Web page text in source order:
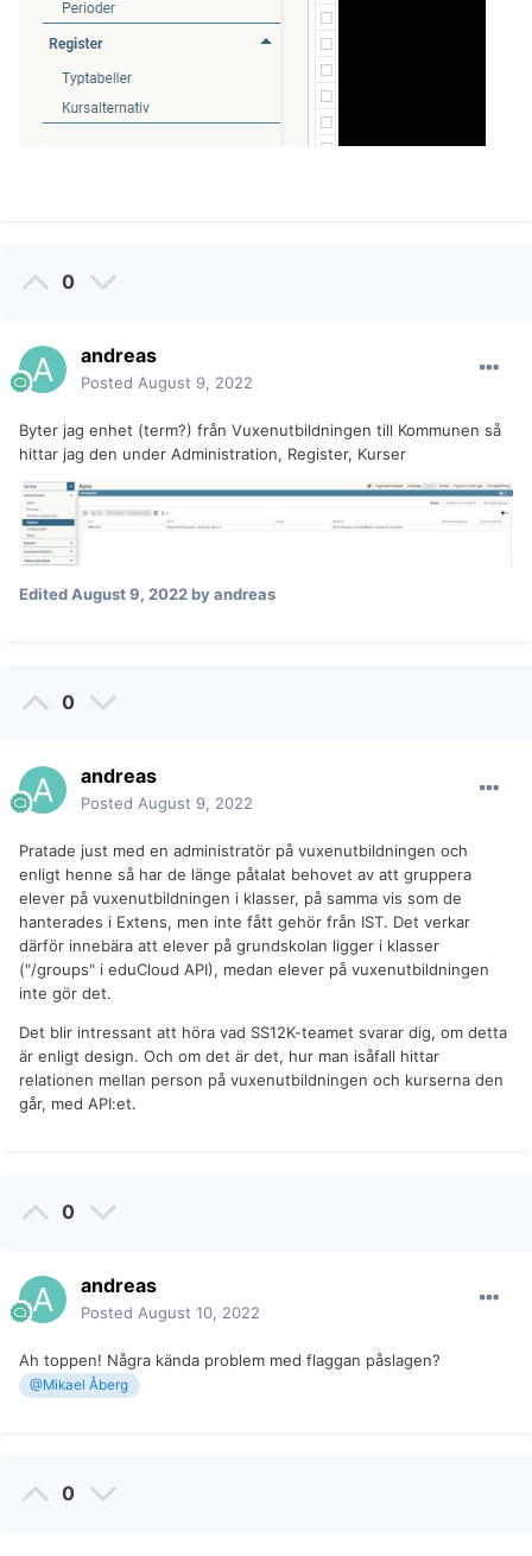
0
andreas
Posted August 9, 2022
Byter jag enhet (term?) från Vuxenutbildningen till Kommunen så
hittar jag den under Administration, Register, Kurser
EditedAugust 9, 2022by andreas
0
andreas
Posted August 9, 2022
Pratade just med en administratör på vuxenutbildningen och
enligt henne så har de länge påtalat behovet av att gruppera
elever på vuxenutbildningen i klasser, på samma vis som de
hanterades i Extens, men inte fått gehör från IST. Det verkar
därför innebära att elever på grundskolan ligger i klasser
("/groups" i eduCloud API), medan elever på vuxenutbildningen
inte gör det.
Det blir intressant att höra vad SS12K-teamet svarar dig, om detta
är enligt design. Och om det är det, hur man isåfall hittar
relationen mellan person på vuxenutbildningen och kurserna den
går, med API:et.
0
andreas
Posted August 10, 2022
Ah toppen! Några kända problem med flaggan påslagen?
@Mikael Åberg
0